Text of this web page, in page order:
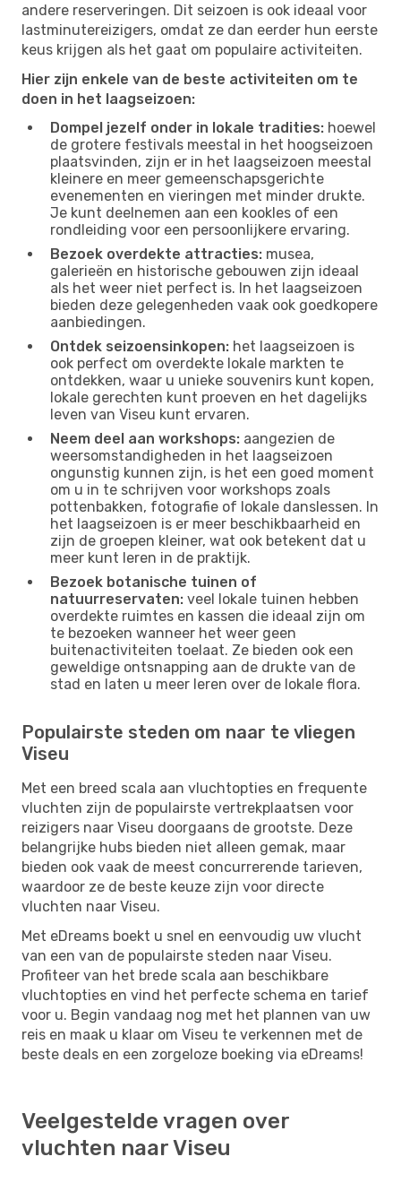
andere reserveringen. Dit seizoen is ook ideaal voor
lastminutereizigers, omdat ze dan eerder hun eerste
keus krijgen als het gaat om populaire activiteiten.
Hier zijn enkele van de beste activiteiten om te
doen in het laagseizoen:
Dompel jezelf onder in lokale tradities: hoewel
de grotere festivals meestal in het hoogseizoen
plaatsvinden, zijn er in het laagseizoen meestal
kleinere en meer gemeenschapsgerichte
evenementen en vieringen met minder drukte.
Je kunt deelnemen aan een kookles of een
rondleiding voor een persoonlijkere ervaring.
Bezoek overdekte attracties: musea,
galerieën en historische gebouwen zijn ideaal
als het weer niet perfect is. In het laagseizoen
bieden deze gelegenheden vaak ook goedkopere
aanbiedingen.
Ontdek seizoensinkopen: het laagseizoen is
ook perfect om overdekte lokale markten te
ontdekken, waar u unieke souvenirs kunt kopen,
lokale gerechten kunt proeven en het dagelijks
leven van Viseu kunt ervaren.
Neem deel aan workshops: aangezien de
weersomstandigheden in het laagseizoen
ongunstig kunnen zijn, is het een goed moment
om u in te schrijven voor workshops zoals
pottenbakken, fotografie of lokale danslessen. In
het laagseizoen is er meer beschikbaarheid en
zijn de groepen kleiner, wat ook betekent dat u
meer kunt leren in de praktijk.
Bezoek botanische tuinen of
natuurreservaten: veel lokale tuinen hebben
overdekte ruimtes en kassen die ideaal zijn om
te bezoeken wanneer het weer geen
buitenactiviteiten toelaat. Ze bieden ook een
geweldige ontsnapping aan de drukte van de
stad en laten u meer leren over de lokale flora.
Populairste steden om naar te vliegen
Viseu
Met een breed scala aan vluchtopties en frequente
vluchten zijn de populairste vertrekplaatsen voor
reizigers naar Viseu doorgaans de grootste. Deze
belangrijke hubs bieden niet alleen gemak, maar
bieden ook vaak de meest concurrerende tarieven,
waardoor ze de beste keuze zijn voor directe
vluchten naar Viseu.
Met eDreams boekt u snel en eenvoudig uw vlucht
van een van de populairste steden naar Viseu.
Profiteer van het brede scala aan beschikbare
vluchtopties en vind het perfecte schema en tarief
voor u. Begin vandaag nog met het plannen van uw
reis en maak u klaar om Viseu te verkennen met de
beste deals en een zorgeloze boeking via eDreams!
Veelgestelde vragen over
vluchten naar Viseu